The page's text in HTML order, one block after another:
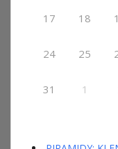
17 18
24 25
31 1